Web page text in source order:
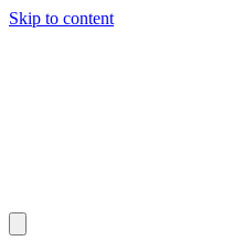
Skip to content